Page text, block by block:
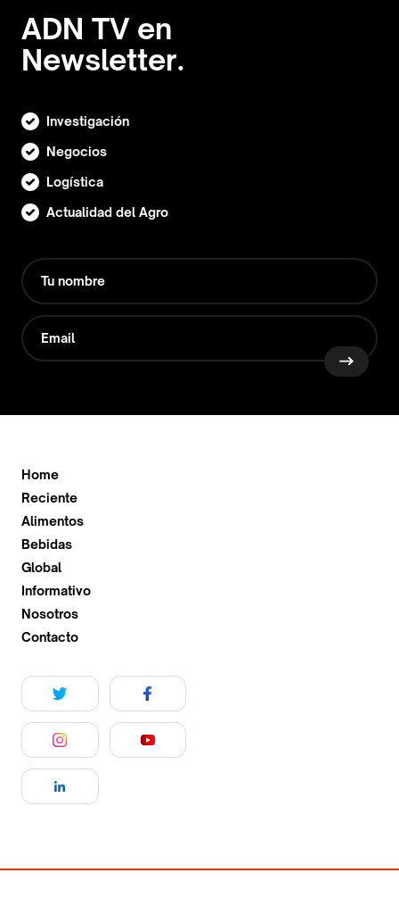
ADN TV en
Newsletter.
Investigación
Negocios
Logística
Actualidad del Agro
Home
Reciente
Alimentos
Bebidas
Global
Informativo
Nosotros
Contacto